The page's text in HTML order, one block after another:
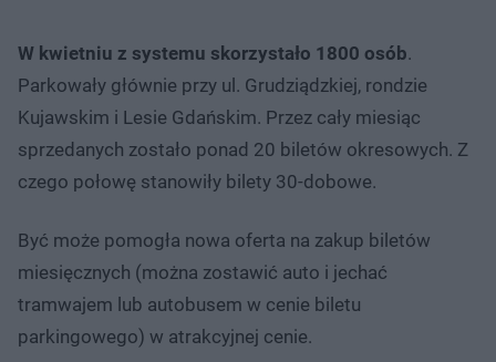
W kwietniu z systemu skorzystało 1800 osób.
Parkowały głównie przy ul. Grudziądzkiej, rondzie
Kujawskim i Lesie Gdańskim. Przez cały miesiąc
sprzedanych zostało ponad 20 biletów okresowych. Z
czego połowę stanowiły bilety 30-dobowe.
Być może pomogła nowa oferta na zakup biletów
miesięcznych (można zostawić auto i jechać
tramwajem lub autobusem w cenie biletu
parkingowego) w atrakcyjnej cenie.